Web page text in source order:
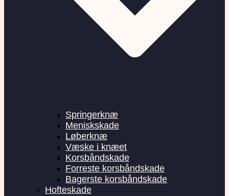
Springerknæ
Meniskskade
Løberknæ
Væske i knæet
Korsbåndskade
Forreste korsbåndskade
Bagerste korsbåndskade
Hofteskade